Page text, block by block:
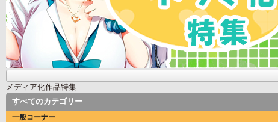
メディア化作品特集
すべてのカテゴリー
一般コーナー